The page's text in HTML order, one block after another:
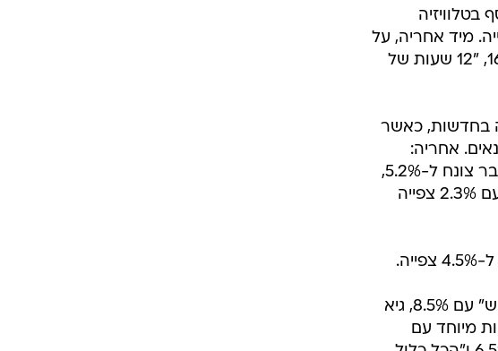
כשאת הערב כולו מובילה מהדורת חדשות 2 עם 17.5% צפייה. מיד אחריה, על
מסך קשת, הנתונים נחתכים: "מי יכול על ישראל" עם 15.6%, "יצאת צדיק" עם 16.1%, "12 שעות של
בחדשות, כאשר
גם אמש (שני) המהדורה המרכזית היא זו שהובילה בו את ערב הצפייה עם 10.9% נאים. אחריה:
משדר מיוחד לסיכום האירועים זכה ל-7.4%, שידור חוזר של "החברים של נאור" כבר צונח ל-5.2%,
שידור חוזר של "שוורץ" עם 6.6%, "היום שהיה" עם 6% ושידור חוזר של "מסובך" עם 2.3% צפייה
בפרה פריים של ערוץ 2: "מהדורה ראשונה" עם 7.2%, "עושים סדר" עם 5.8%, "שש" עם 8.5%, גיא
עשר: משדר חדשות מיוחד עם